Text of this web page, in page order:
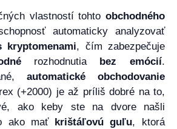
vlastností tohto obchodného
automaticky analyzovať
, čím zabezpečuje
rozhodnutia bez emócií.
automatické obchodovanie
(+2000) je až príliš dobré na to,
ako keby ste na dvore našli
ako mať krištáľovú guľu, ktorá